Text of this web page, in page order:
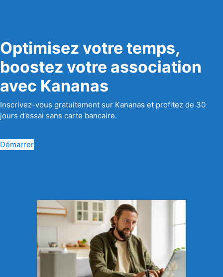
Optimisez votre temps,
boostez votre association
avec Kananas
Inscrivez-vous gratuitement sur Kananas et profitez de 30
jours d’essai sans carte bancaire.
Démarrer